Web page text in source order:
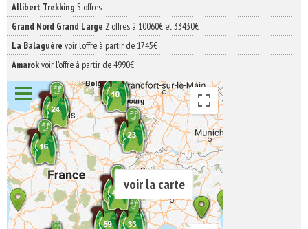
Allibert Trekking 5 offres
Grand Nord Grand Large 2 offres à 10060€ et 33430€
La Balaguère voir l'offre à partir de 1745€
Amarokvoir l'offre à partir de 4990€
voir la carte